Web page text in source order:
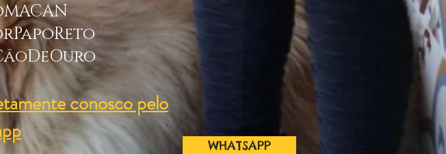
conosco pelo
WHATSAPP